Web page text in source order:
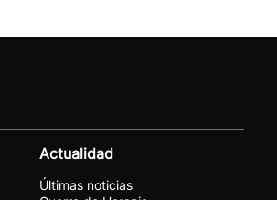
Actualidad
Últimas noticias